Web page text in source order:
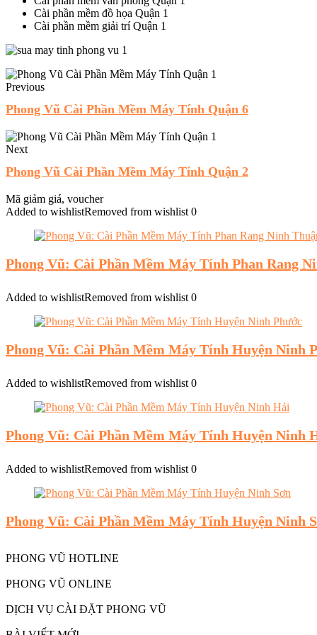
Cài phần mềm đồ họa Quận 1
Cài phần mềm giải trí Quận 1
Previous
Phong Vũ Cài Phần Mềm Máy Tính Quận 6
Next
Phong Vũ Cài Phần Mềm Máy Tính Quận 2
Mã giảm giá, voucher
Added to wishlistRemoved from wishlist 0
Phong Vũ: Cài Phần Mềm Máy Tính Phan Rang
Added to wishlistRemoved from wishlist 0
Phong Vũ: Cài Phần Mềm Máy Tính Huyện Ninh
Added to wishlistRemoved from wishlist 0
Phong Vũ: Cài Phần Mềm Máy Tính Huyện Ninh
Added to wishlistRemoved from wishlist 0
Phong Vũ: Cài Phần Mềm Máy Tính Huyện Ninh
PHONG VŨ HOTLINE
PHONG VŨ ONLINE
DỊCH VỤ CÀI ĐẶT PHONG VŨ